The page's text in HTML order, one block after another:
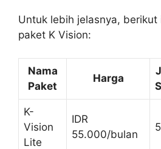
Untuk lebih jelasnya,
paket K Vision:
Nama
Paket
Harga
K-
Vision
Lite
IDR
55.000/bulan